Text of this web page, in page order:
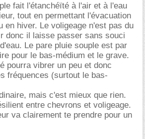
fait l'étanchéïté à l'air et à l'eau
tout en permettant l'évacuation
en hiver. Le voligeage n'est pas du
donc il laisse passer sans souci
Le pare pluie souple est par
pour le bas-médium et le grave.
pourra vibrer un peu et donc
fréquences (surtout le bas-
mais c'est mieux que rien.
entre chevrons et voligeage.
va clairement te prendre pour un